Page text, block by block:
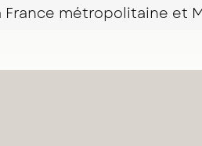
métropolitaine et